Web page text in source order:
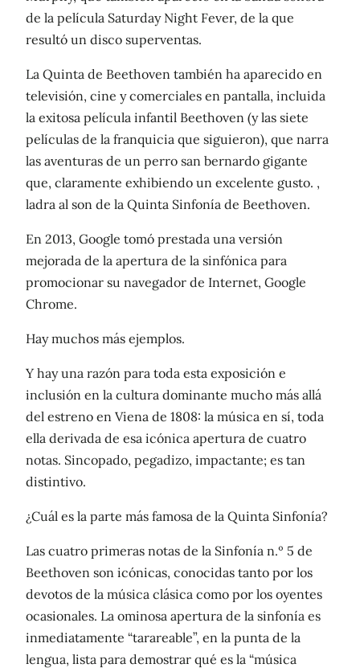
de la película Saturday Night Fever, de la que
resultó un disco superventas.
La Quinta de Beethoven también ha aparecido en
televisión, cine y comerciales en pantalla, incluida
la exitosa película infantil Beethoven (y las siete
películas de la franquicia que siguieron), que narra
las aventuras de un perro san bernardo gigante
que, claramente exhibiendo un excelente gusto. ,
ladra al son de la Quinta Sinfonía de Beethoven.
En 2013, Google tomó prestada una versión
mejorada de la apertura de la sinfónica para
promocionar su navegador de Internet, Google
Chrome.
Hay muchos más ejemplos.
Y hay una razón para toda esta exposición e
inclusión en la cultura dominante mucho más allá
del estreno en Viena de 1808: la música en sí, toda
ella derivada de esa icónica apertura de cuatro
notas. Sincopado, pegadizo, impactante; es tan
distintivo.
¿Cuál es la parte más famosa de la Quinta Sinfonía?
Las cuatro primeras notas de la Sinfonía n.º 5 de
Beethoven son icónicas, conocidas tanto por los
devotos de la música clásica como por los oyentes
ocasionales. La ominosa apertura de la sinfonía es
inmediatamente “tarareable”, en la punta de la
lengua, lista para demostrar qué es la “música